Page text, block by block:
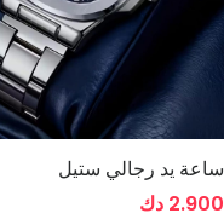
ساعة يد رجالي ستيل
2.900 دك